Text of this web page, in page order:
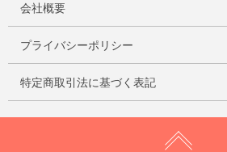
会社概要
プライバシーポリシー
特定商取引法に基づく表記